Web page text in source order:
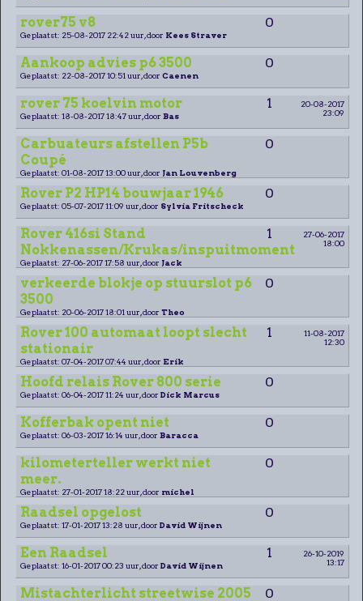
rover75 v8 0
Geplaatst: 25-08-2017 22:42 uur, door Kees Straver
Aankoop advies p6 3500 0
Geplaatst: 22-08-2017 10:51 uur, door Caenen
rover 75 koelvin motor 1
20-08-2017
23:09
Geplaatst: 18-08-2017 18:47 uur, door Bas
Carbuateurs afstellen P5b
Coupé
0
Geplaatst: 01-08-2017 13:00 uur, door Jan Louvenberg
Rover P2 HP14 bouwjaar 1946 0
Geplaatst: 05-07-2017 11:09 uur, door Sylvia Fritscheck
Rover 416si Stand
Nokkenassen/Krukas/inspuitmoment
1
27-06-2017
18:00
Geplaatst: 27-06-2017 17:58 uur, door Jack
verkeerde blokje op stuurslot p6
3500
0
Geplaatst: 20-06-2017 18:01 uur, door Theo
Rover 100 automaat loopt slecht
stationair
1
11-08-2017
12:30
Geplaatst: 07-04-2017 07:44 uur, door Erik
Hoofd relais Rover 800 serie 0
Geplaatst: 06-04-2017 11:24 uur, door Dick Marcus
Kofferbak opent niet 0
Geplaatst: 06-03-2017 16:14 uur, door Baracca
kilometerteller werkt niet
meer.
0
Geplaatst: 27-01-2017 18:22 uur, door michel
Raadsel opgelost 0
Geplaatst: 17-01-2017 13:28 uur, door David Wijnen
Een Raadsel 1
26-10-2019
13:17
Geplaatst: 16-01-2017 00:23 uur, door David Wijnen
Mistachterlicht streetwise 2005 0